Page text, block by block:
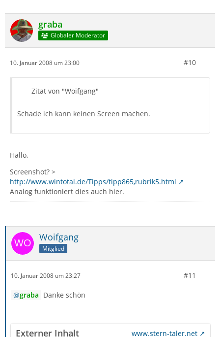
graba
Globaler Moderator
10. Januar 2008 um 23:00 #10
Zitat von "Woifgang"
Schade ich kann keinen Screen machen.
Hallo,
Screenshot? >
http://www.wintotal.de/Tipps/tipp865,rubrik5.html
Analog funktioniert dies auch hier.
Woifgang
Mitglied
10. Januar 2008 um 23:27 #11
graba Danke schön
Externer Inhalt www.stern-taler.net